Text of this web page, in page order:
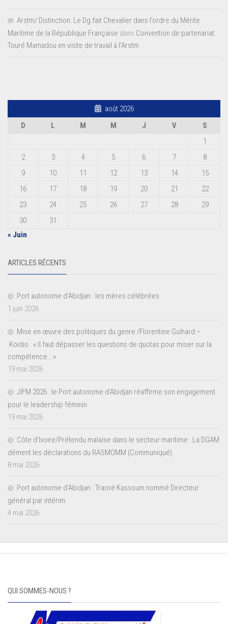
Arstm/ Distinction: Le Dg fait Chevalier dans l’ordre du Mérite
Maritime de la République Française dans Convention de partenariat:
Touré Mamadou en visite de travail à l’Arstm
août 2026
D
L M M J V
S
1
2
3 4 5 6 7
8
9
10 11 12 13 14
15
16
17 18 19 20 21
22
23
24 25 26 27 28
29
30
31
« Juin
ARTICLES RÉCENTS
Port autonome d’Abidjan : les mères célébrées
1 juin 2026
Mise en œuvre des politiques du genre /Florentine Guihard –
Koidio : « Il faut dépasser les questions de quotas pour miser sur la
compétence… »
19 mai 2026
JIFM 2026 : le Port autonome d’Abidjan réaffirme son engagement
pour le leadership féminin
19 mai 2026
Côte d’Ivoire/Prétendu malaise dans le secteur maritime : La DGAM
dément les déclarations du RASMOMM (Communiqué)
8 mai 2026
Port autonome d’Abidjan : Traoré Kassoum nommé Directeur
général par intérim
4 mai 2026
QUI SOMMES-NOUS ?